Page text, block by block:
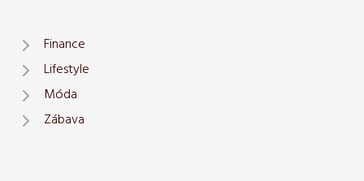
Finance
Lifestyle
Móda
Zábava